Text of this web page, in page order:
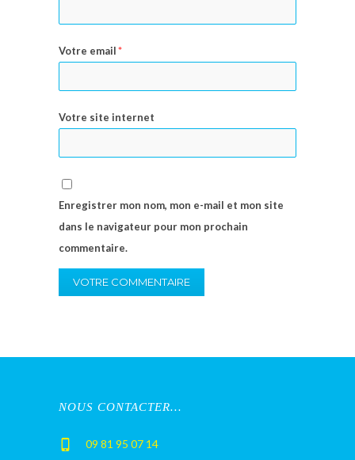
Votre email*
Votre site internet
Enregistrer mon nom, mon e-mail et mon site
dans le navigateur pour mon prochain
commentaire.
NOUS CONTACTER…
09 81 95 07 14